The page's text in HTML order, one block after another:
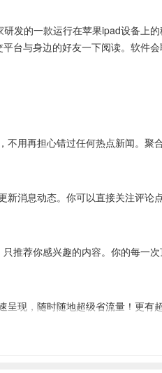
研发的一款运行在苹果ipad设备上
台与身边的好友一下阅读。软件
用再担心错过任何热点新闻。聚
新消息动态。你可以直接关注评
推荐你感兴趣的内容。你的每一
现，随时随地超级省流量！更